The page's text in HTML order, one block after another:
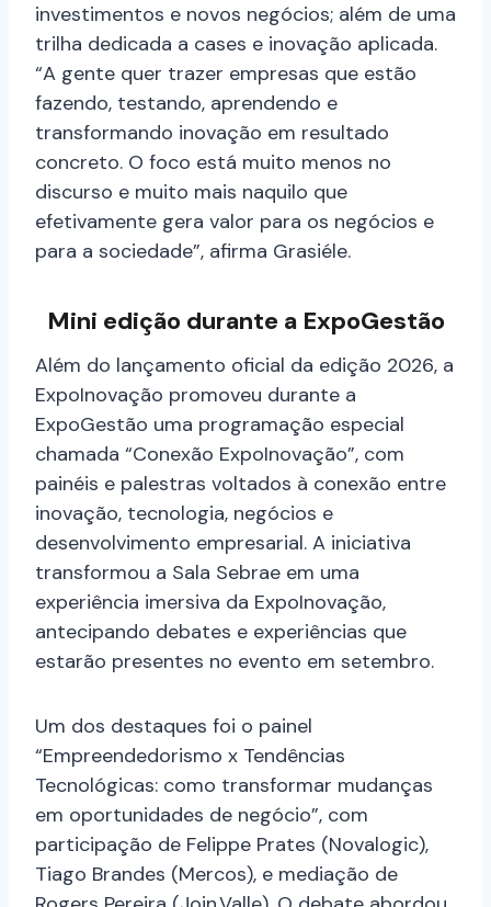
investimentos e novos negócios; além de uma
trilha dedicada a cases e inovação aplicada.
“A gente quer trazer empresas que estão
fazendo, testando, aprendendo e
transformando inovação em resultado
concreto. O foco está muito menos no
discurso e muito mais naquilo que
efetivamente gera valor para os negócios e
para a sociedade”, afirma Grasiéle.
Mini edição durante a ExpoGestão
Além do lançamento oficial da edição 2026, a
ExpoInovação promoveu durante a
ExpoGestão uma programação especial
chamada “Conexão ExpoInovação”, com
painéis e palestras voltados à conexão entre
inovação, tecnologia, negócios e
desenvolvimento empresarial. A iniciativa
transformou a Sala Sebrae em uma
experiência imersiva da ExpoInovação,
antecipando debates e experiências que
estarão presentes no evento em setembro.
Um dos destaques foi o painel
“Empreendedorismo x Tendências
Tecnológicas: como transformar mudanças
em oportunidades de negócio”, com
participação de Felippe Prates (Novalogic),
Tiago Brandes (Mercos), e mediação de